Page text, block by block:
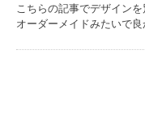
こちらの記事でデザイン
オーダーメイドみたいで良